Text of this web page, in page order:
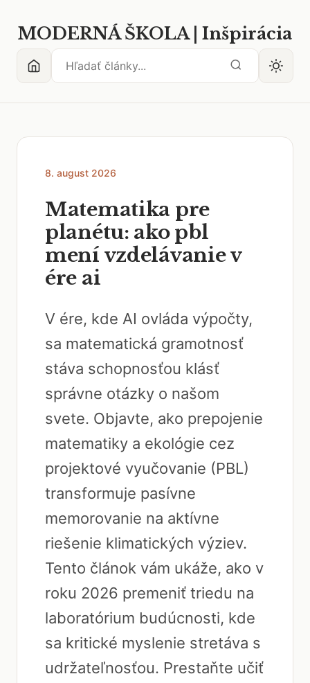
MODERNÁ ŠKOLA | Inšpirácia
8. august 2026
Matematika pre
planétu: ako pbl
mení vzdelávanie v
ére ai
V ére, kde AI ovláda výpočty,
sa matematická gramotnosť
stáva schopnosťou klásť
správne otázky o našom
svete. Objavte, ako prepojenie
matematiky a ekológie cez
projektové vyučovanie (PBL)
transformuje pasívne
memorovanie na aktívne
riešenie klimatických výziev.
Tento článok vám ukáže, ako v
roku 2026 premeniť triedu na
laboratórium budúcnosti, kde
sa kritické myslenie stretáva s
udržateľnosťou. Prestaňte učiť